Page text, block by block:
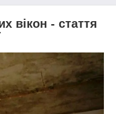
вікон - стаття